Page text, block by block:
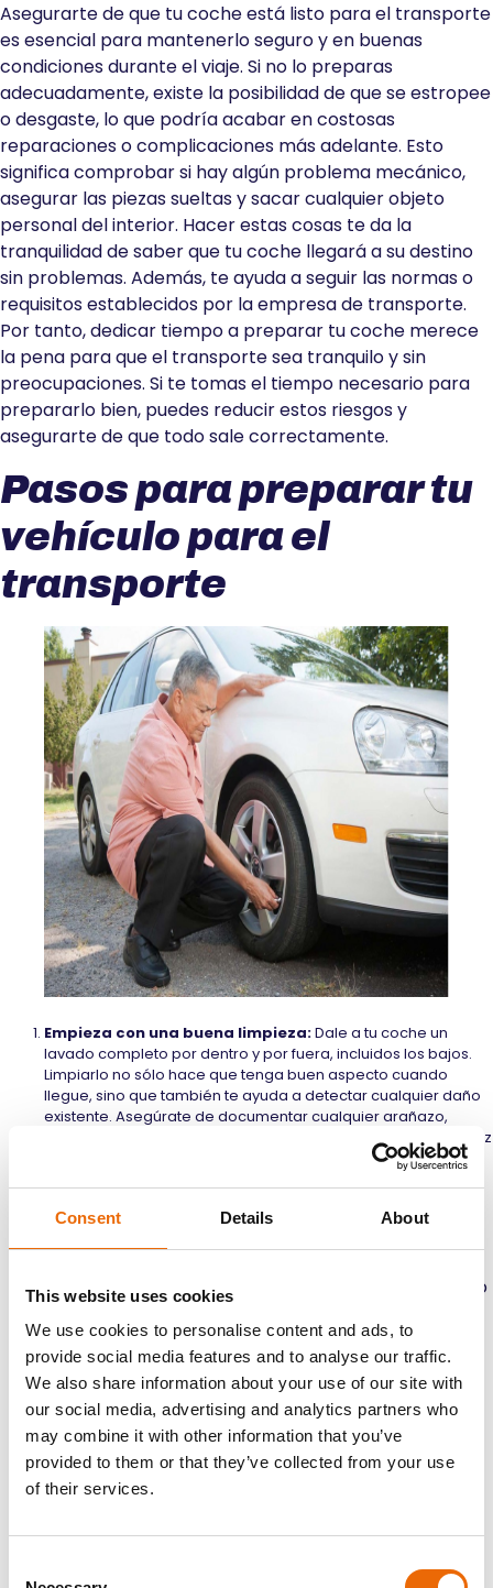
Consent Details About
This website uses cookies
We use cookies to personalise content and ads, to
provide social media features and to analyse our traffic.
We also share information about your use of our site with
our social media, advertising and analytics partners who
may combine it with other information that you’ve
provided to them or that they’ve collected from your use
of their services.
Asegurarte de que tu coche está listo para el transporte
es esencial para mantenerlo seguro y en buenas
condiciones durante el viaje. Si no lo preparas
adecuadamente, existe la posibilidad de que se estropee
o desgaste, lo que podría acabar en costosas
reparaciones o complicaciones más adelante. Esto
significa comprobar si hay algún problema mecánico,
asegurar las piezas sueltas y sacar cualquier objeto
personal del interior. Hacer estas cosas te da la
tranquilidad de saber que tu coche llegará a su destino
sin problemas. Además, te ayuda a seguir las normas o
requisitos establecidos por la empresa de transporte.
Por tanto, dedicar tiempo a preparar tu coche merece
la pena para que el transporte sea tranquilo y sin
preocupaciones. Si te tomas el tiempo necesario para
prepararlo bien, puedes reducir estos riesgos y
asegurarte de que todo sale correctamente.
Pasos para preparar tu
vehículo para el
transporte
Empieza con una buena limpieza:Dale a tu coche un
lavado completo por dentro y por fuera, incluidos los bajos.
Limpiarlo no sólo hace que tenga buen aspecto cuando
llegue, sino que también te ayuda a detectar cualquier daño
existente. Asegúrate de documentar cualquier arañazo,
abolladura u otro problema en el formulario de acuerdo y haz
Saca tus objetos personales:Saca todos tus
objetos personales del coche, incluidos los que
electrónicos, objetos de valor y cualquier elemento
Despejar tus cosas las mantiene a salvo y evita
daños en el interior de tu coche.
Comprueba si hay fugas y problemas
mecánicos:Realiza una inspección minuciosa de
los componentes mecánicos de tu vehículo,
incluidos el motor, la transmisión, los frenos y la
suspensión. Busca señales de fugas, niveles de
transporte ayuda a evitar complicaciones durante